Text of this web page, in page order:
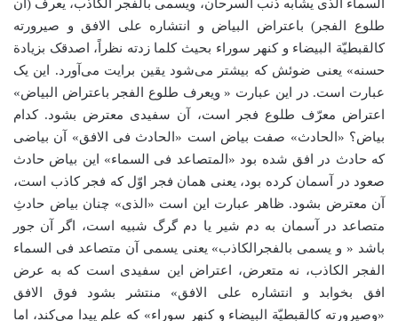
السماء الذی یشابه ذنب السرحان، ویسمی بالفجر الکاذب، یعرف (آن
طلوع الفجر) باعتراض البیاض و انتشاره علی الافق و صیرورته
کالقبطیّة البیضاء و کنهر سوراء بحیث کلما زدته نظراً، اصدقک بزیادة
حسنه» یعنی ضوئش که بیشتر می‌شود یقین برایت می‌آورد. این یک
عبارت است. در این عبارت « ویعرف طلوع الفجر باعتراض البیاض»
اعتراض معرّف طلوع فجر است، آن سفیدی معترض بشود. کدام
بیاض؟ «الحادث» صفت بیاض است «الحادث فی الافق» آن بیاضی
که حادث در افق شده بود «المتصاعد فی السماء» این بیاض حادث
صعود در آسمان کرده بود، یعنی همان فجر اوّل که فجر کاذب است،
آن معترض بشود. ظاهر عبارت این است «الذی» چنان بیاض حادثِ
متصاعد در آسمان به دم شیر یا دم گرگ شبیه است، اگر آن جور
باشد « و یسمی بالفجرالکاذب» یعنی یسمی آن متصاعد فی السماء
الفجر الکاذب، نه متعرض، اعتراض این سفیدی است که به عرض
افق بخوابد و انتشاره علی الافق» منتشر بشود فوق الافق
«وصیرورته کالقبطیّة البیضاء و کنهر سوراء» که علم پیدا می‌کند، اما